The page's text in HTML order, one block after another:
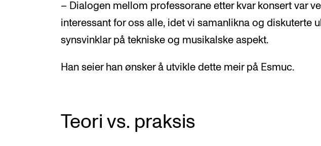
– Dialogen mellom professorane etter kvar konsert var
interessant for oss alle, idet vi samanlikna og diskuterte
synsvinklar på tekniske og musikalske aspekt.
Han seier han ønsker å utvikle dette meir på Esmuc.
Teori vs. praksis